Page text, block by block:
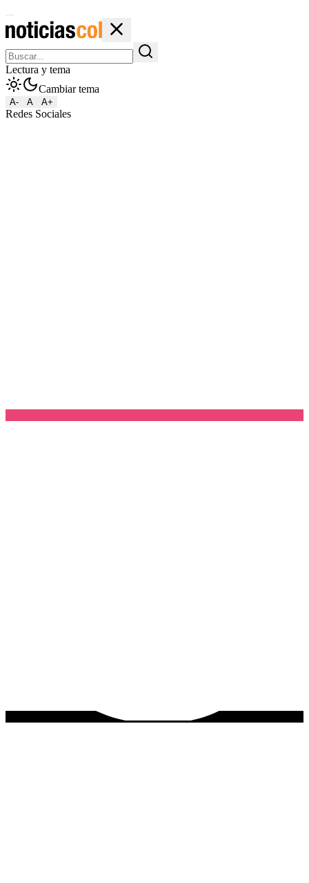
Lectura y tema
Cambiar tema
A- A A+
Redes Sociales